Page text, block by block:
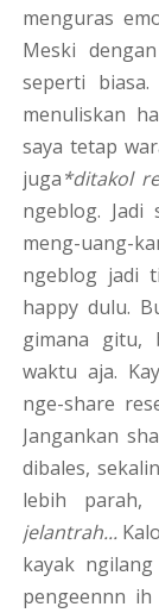
menguras
Meski
seperti
menuliskan
saya tetap
juga*ditakol
ngeblog. Jadi
meng-uang-
ngeblog jadi
happy dulu.
gimana gitu,
waktu aja.
nge-share
Jangankan
dibales,
lebih parah,
jelantrah...
kayak
pengeennn